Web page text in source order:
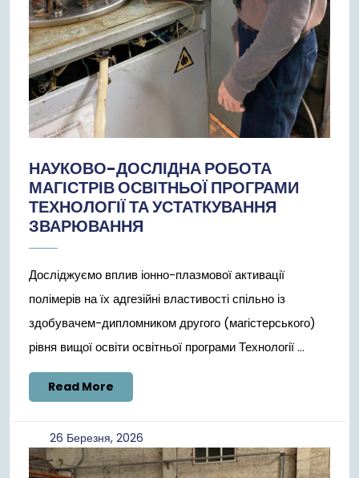
НАУКОВО-ДОСЛІДНА РОБОТА
МАГІСТРІВ ОСВІТНЬОЇ ПРОГРАМИ
ТЕХНОЛОГІЇ ТА УСТАТКУВАННЯ
ЗВАРЮВАННЯ
Досліджуємо вплив іонно-плазмової активації
полімерів на їх адгезійні властивості спільно із
здобувачем-дипломником другого (магістерського)
рівня вищої освіти освітньої програми Технології ...
Read More
More
26 Березня, 202626
Березня,
2026